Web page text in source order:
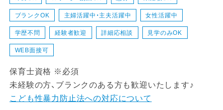
ブランクOK 主婦活躍中・主夫活躍中 女性活躍中
学歴不問 経験者歓迎 詳細応相談 見学のみOK
WEB面接可
保育士資格 ※必須
未経験の方、ブランクのある方も歓迎いたします♪
こども性暴力防止法への対応について